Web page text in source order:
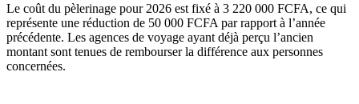
Le coût du pèlerinage pour 2026 est fixé à 3 220 000 FCFA, ce qui
représente une réduction de 50 000 FCFA par rapport à l’année
précédente. Les agences de voyage ayant déjà perçu l’ancien
montant sont tenues de rembourser la différence aux personnes
concernées.